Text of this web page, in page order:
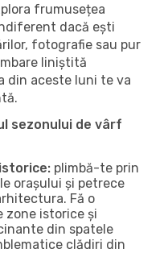
frumusețea
dacă ești
fotografie sau pur
liniștită
din aceste luni te va
sezonului de vârf
plimbă-te prin
orașului și petrece
Fă o
zone istorice și
din spatele
clădiri din